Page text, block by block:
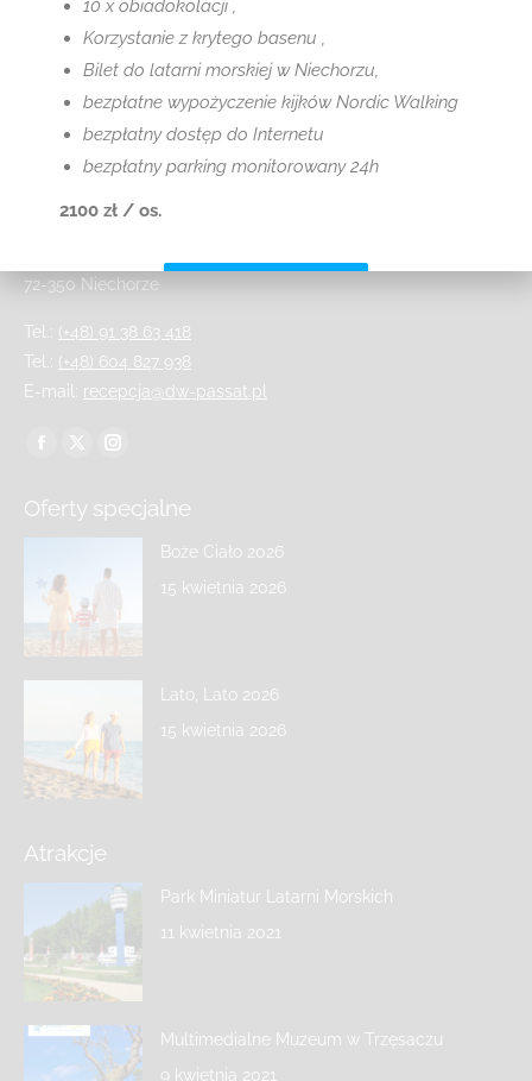
72-350 Niechorze
Tel.: (+48) 91 38 63 418
Tel.: (+48) 604 827 938
E-mail: recepcja@dw-passat.pl
Znajdź nas na:
Oferty specjalne
Boże Ciało 2026
15 kwietnia 2026
Lato, Lato 2026
15 kwietnia 2026
Atrakcje
Park Miniatur Latarni Morskich
11 kwietnia 2021
Multimedialne Muzeum w Trzęsaczu
9 kwietnia 2021
10 x obiadokolacji ,
Korzystanie z krytego basenu ,
Bilet do latarni morskiej w Niechorzu,
bezpłatne wypożyczenie kijków Nordic Walking
bezpłatny dostęp do Internetu
bezpłatny parking monitorowany 24h
2100 zł / os.